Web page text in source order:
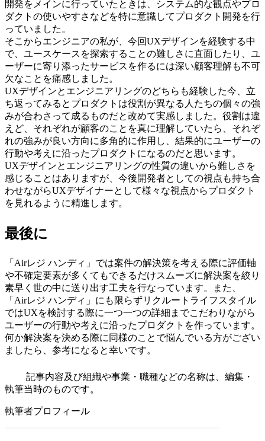
開発をメインに行っていたときは、システム的な観点やプロ
ダクトの使いやすさなどを特に意識してプロダクト開発を行
っていました。
そこからエンジニアの私が、今回UXデザインを経験する中
で、ユースケースを探索することの難しさに直面したり、ユ
ーザーに寄り添ったサービスを作るには深い顧客理解も不可
欠なことを痛感しました。
UXデザインとエンジニアリングのどちらも経験した今、立
ち返ってみるとプロダクトは役割が異なる人たちの個々の強
みが合わさって成るものだと改めて実感しました。役割は違
えど、それぞれが顧客のことを真に理解していたら、それぞ
れの強みが良い方向に多角的に作用し、結果的にユーザーの
行動や考えに沿ったプロダクトになるのだと思います。
UXデザインとエンジニアリングの性質の違いから難しさを
感じることはありますが、今後開発者としての視点も持ち合
わせながらUXデザイナーとして様々な視点からプロダクト
を見れるように精進します。
最後に
「Airレジ ハンディ」では案件の解決策を考える際に評価軸
や不確定要素が多くてもできるだけスムーズに解決案を絞り
素早く世の中に送り出す工夫を行なっています。また、
「Airレジ ハンディ」にも限らずリクルートライフスタイル
ではUXを検討する際に一つ一つの詳細までこだわりながら
ユーザーの行動や考えに沿ったプロダクトを作っています。
何か解決案を決める際に同様のことで悩んでいる方がござい
ましたら、参考になると幸いです。
記事内容及び組織や事業・職種などの名称は、編集・
執筆当時のものです。
執筆者プロフィール